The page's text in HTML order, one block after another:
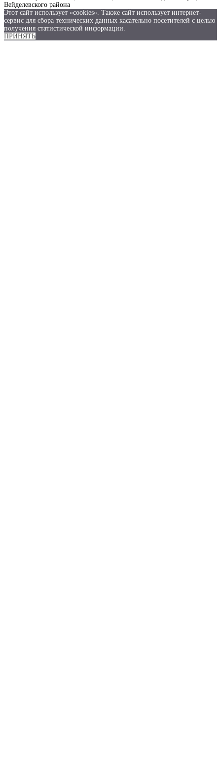
Вейделевского района
Этот сайт использует «cookies». Также сайт использует интернет-
сервис для сбора технических данных касательно посетителей с целью
получения статистической информации.
ПРИНЯТЬ